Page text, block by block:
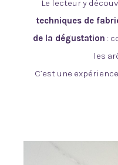
Le lecteur y
techniques de
de la dégustation :
les
C’est une